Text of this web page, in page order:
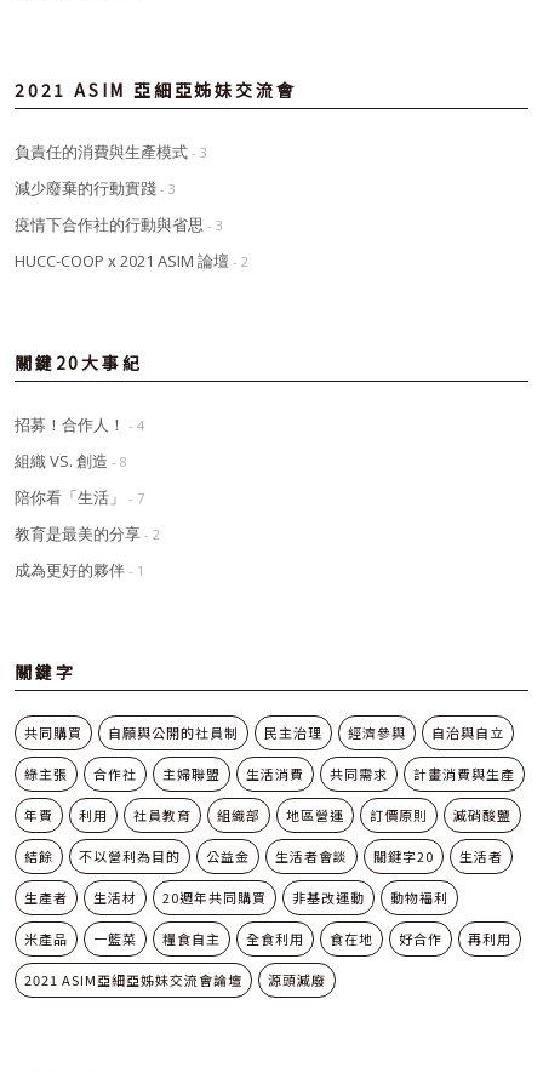
2021 ASIM 亞細亞姊妹交流會
負責任的消費與生產模式 - 3
減少廢棄的行動實踐 - 3
疫情下合作社的行動與省思 - 3
HUCC-COOP x 2021 ASIM 論壇 - 2
關鍵20大事紀
招募！合作人！ - 4
組織 VS. 創造 - 8
陪你看「生活」 - 7
教育是最美的分享 - 2
成為更好的夥伴 - 1
關鍵字
共同購買 自願與公開的社員制 民主治理 經濟參與 自治與自立
綠主張 合作社 主婦聯盟 生活消費 共同需求 計畫消費與生產
年費 利用 社員教育 組織部 地區營運 訂價原則 減硝酸鹽
結餘 不以營利為目的 公益金 生活者會談 關鍵字20 生活者
生產者 生活材 20週年共同購買 非基改運動 動物福利
米產品 一籃菜 糧食自主 全食利用 食在地 好合作 再利用
2021 ASIM亞細亞姊妹交流會論壇 源頭減廢